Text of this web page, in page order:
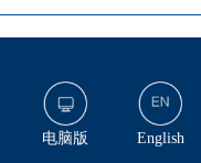
电脑版 English